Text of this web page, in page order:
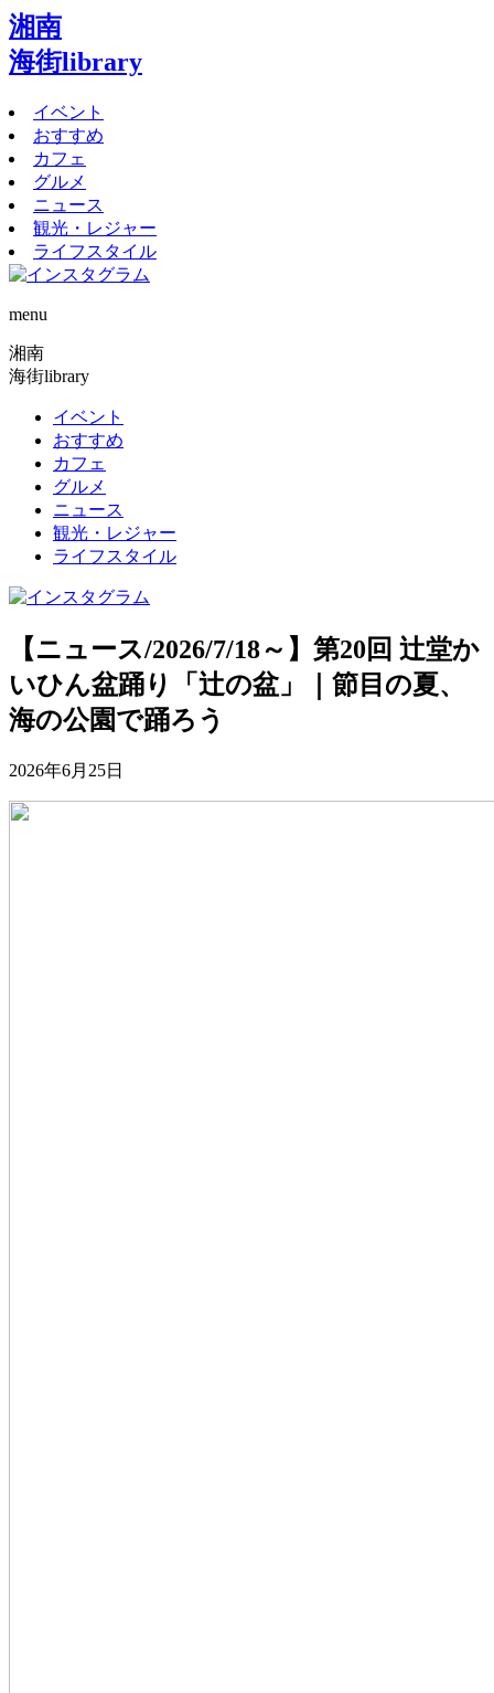
湘南
海街library
イベント
おすすめ
カフェ
グルメ
ニュース
観光・レジャー
ライフスタイル
menu
湘南
海街library
イベント
おすすめ
カフェ
グルメ
ニュース
観光・レジャー
ライフスタイル
【ニュース/2026/7/18～】第20回 辻堂か
いひん盆踊り「辻の盆」｜節目の夏、
海の公園で踊ろう
2026年6月25日